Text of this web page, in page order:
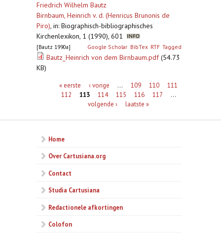
Friedrich Wilhelm Bautz
Birnbaum, Heinrich v. d. (Henricus Brunonis de
Piro), in: Biographisch-bibliographisches
Kirchenlexikon, 1 (1990), 601
[Bautz 1990a] Google Scholar BibTex RTF Tagged
Bautz_Heinrich von dem Birnbaum.pdf(54.73
KB)
Pagina's« eerste ‹ vorige … 109 110
111
112
113 114 115 116 117
…
volgende ›
laatste »
Home
Over Cartusiana.org
Contact
Studia Cartusiana
Redactionele afkortingen
Colofon